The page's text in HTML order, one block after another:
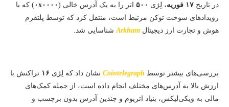
در تاریخ ۱۷ فوریه ، لِژی ۵۰۰ اتر را به یک آدرس خالی ( ۰x۰۰۰۰ ) که با
رویدادهای سوخت توکن مرتبط است، منتقل کرد که توسط پلتفرم
هوش و تجارت ارز دیجیتال Arkham شناسایی شد.
بررسی‌های بیشتر توسط Cointelegraph نشان داد که لِژی ۱۶ تراکنش با
ارزش بالا به آدرس‌های مختلف انجام داده است، از جمله کمک‌های
مالی به ویکی‌لیکس، بنیاد اتریوم و چندین آدرس بدون برچسب و